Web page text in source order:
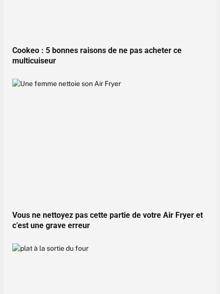
Cookeo : 5 bonnes raisons de ne pas acheter ce
multicuiseur
Vous ne nettoyez pas cette partie de votre Air Fryer et
c’est une grave erreur